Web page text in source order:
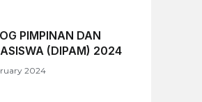
PIMPINAN DAN
(DIPAM) 2024
2024